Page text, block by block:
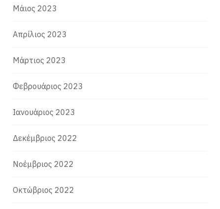
Μάιος 2023
Απρίλιος 2023
Μάρτιος 2023
Φεβρουάριος 2023
Ιανουάριος 2023
Δεκέμβριος 2022
Νοέμβριος 2022
Οκτώβριος 2022